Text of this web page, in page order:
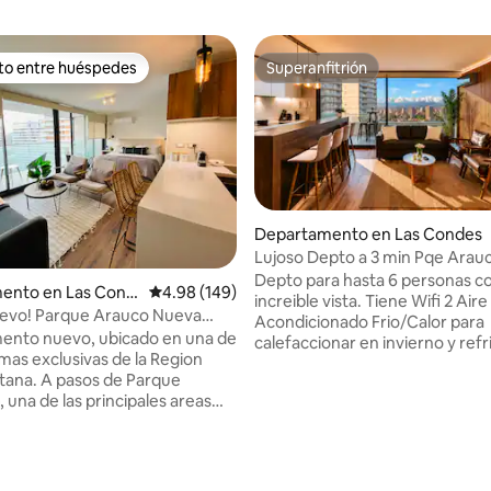
en Favorito entre huéspedes
entre huéspedes
en Las Cond
Calificación promedio: 4.98 de 5; 149
4.98 (149)
Parque Arauco Nueva
nuevo, ubicado en una de
exclusivas de la Region
A pasos de Parque
una de las principales areas
Superanfitrión
Superanfitrión
Departamento en Las Condes
Lujoso Depto a 3 min Pqe
Estac+Piscina+Gym
Depto para hasta 6 personas
increible vista. Tiene Wifi 2 Aire
Acondicionado Frio/Calor para
calefaccionar en invierno y